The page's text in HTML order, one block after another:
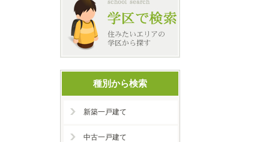
種別から検索
新築一戸建て
中古一戸建て